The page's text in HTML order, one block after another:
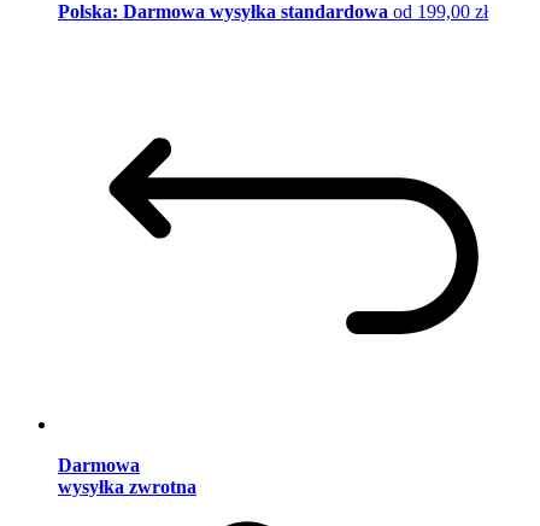
Polska: Darmowa wysyłka standardowa od 199,00 zł
Darmowa
wysyłka zwrotna